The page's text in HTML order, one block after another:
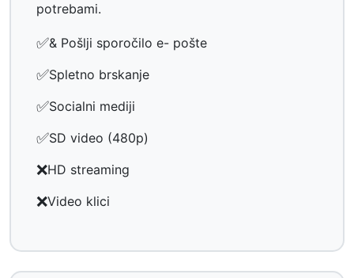
potrebami.
✅& Pošlji sporočilo e- pošte
✅Spletno brskanje
✅Socialni mediji
✅SD video (480p)
❌HD streaming
❌Video klici